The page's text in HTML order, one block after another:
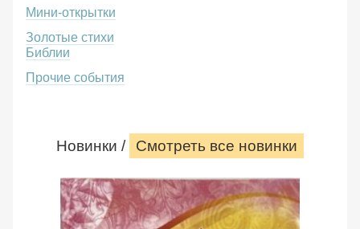
Мини-открытки
Золотые стихи
Библии
Прочие события
Новинки / Смотреть все новинки
Красива